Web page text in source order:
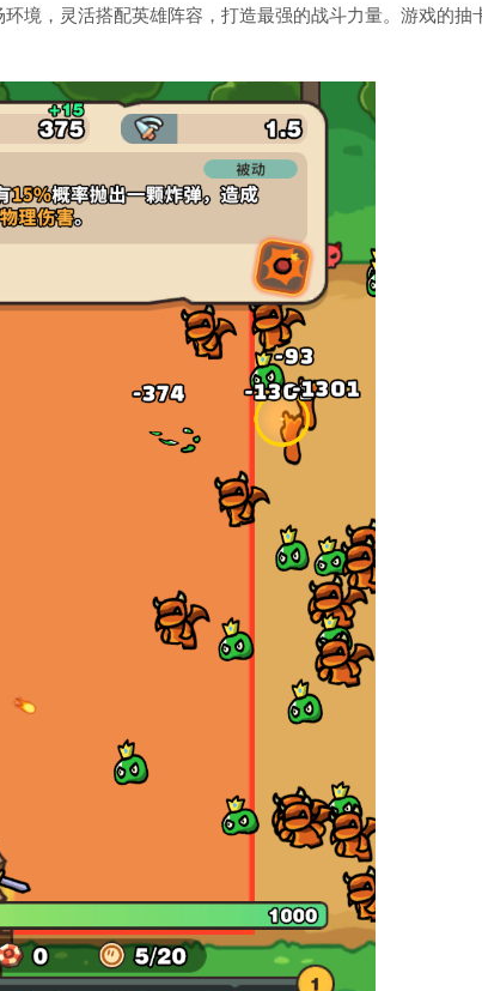
境，灵活搭配英雄阵容，打造最强的战斗力量。游戏的抽